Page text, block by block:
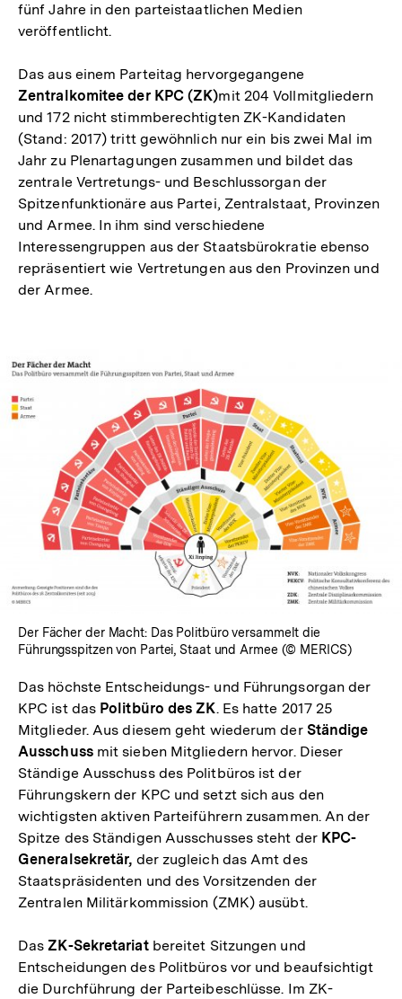
fünf Jahre in den parteistaatlichen Medien
veröffentlicht.
Das aus einem Parteitag hervorgegangene
Zentralkomitee der KPC (ZK)mit 204 Vollmitgliedern
und 172 nicht stimmberechtigten ZK-Kandidaten
(Stand: 2017) tritt gewöhnlich nur ein bis zwei Mal im
Jahr zu Plenartagungen zusammen und bildet das
zentrale Vertretungs- und Beschlussorgan der
Spitzenfunktionäre aus Partei, Zentralstaat, Provinzen
und Armee. In ihm sind verschiedene
Interessengruppen aus der Staatsbürokratie ebenso
repräsentiert wie Vertretungen aus den Provinzen und
der Armee.
In
Lightbox
öffnen
Der Fächer der Macht: Das Politbüro versammelt die
Führungsspitzen von Partei, Staat und Armee (© MERICS)
Das höchste Entscheidungs- und Führungsorgan der
KPC ist das Politbüro des ZK. Es hatte 2017 25
Mitglieder. Aus diesem geht wiederum der Ständige
Ausschussmit sieben Mitgliedern hervor. Dieser
Ständige Ausschuss des Politbüros ist der
Führungskern der KPC und setzt sich aus den
wichtigsten aktiven Parteiführern zusammen. An der
Spitze des Ständigen Ausschusses steht der KPC-
Generalsekretär, der zugleich das Amt des
Staatspräsidenten und des Vorsitzenden der
Zentralen Militärkommission (ZMK) ausübt.
DasZK-Sekretariatbereitet Sitzungen und
Entscheidungen des Politbüros vor und beaufsichtigt
die Durchführung der Parteibeschlüsse. Im ZK-